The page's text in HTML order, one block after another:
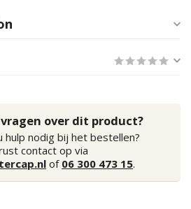
over dit product?
hulp nodig bij het bestellen?
contact op via
of 06 300 473 15.